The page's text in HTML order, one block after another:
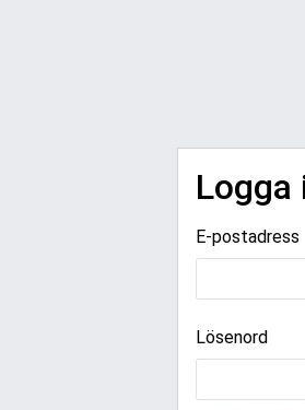
Logga
E-postadress
Lösenord